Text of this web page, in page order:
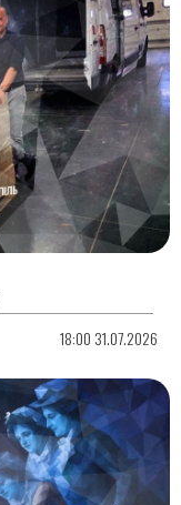
18:00 31.07.2026